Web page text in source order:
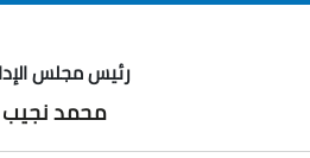
رئيس مجلس
محمد نجيب